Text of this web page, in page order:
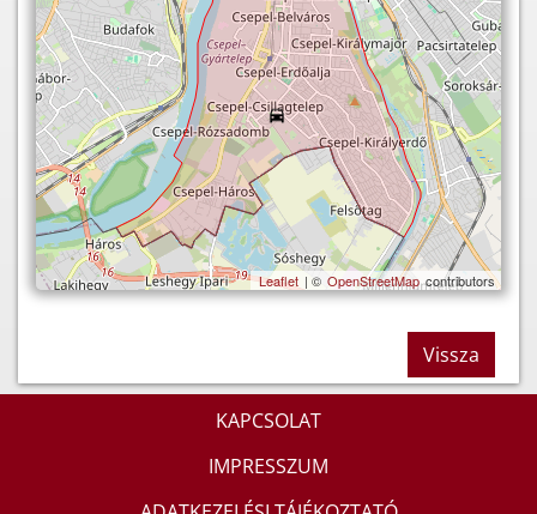
Leaflet | © OpenStreetMapcontributors
Vissza
KAPCSOLAT
IMPRESSZUM